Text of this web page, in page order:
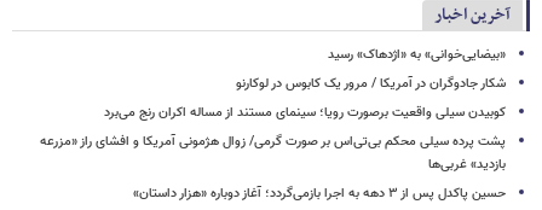
آخرین اخبار
«بیضایی‌خوانی» به «اژدهاک» رسید
شکار جادوگران در آمریکا / مرور یک کابوس در لوکارنو
کوبیدن سیلی واقعیت برصورت رویا؛ سینمای مستند از مساله اکران رنج می‌برد
پشت پرده سیلی محکم بی‌تی‌اس بر صورت گرمی/ زوال هژمونی آمریکا و افشای راز «مزرعه
بازدید» غربی‌ها
حسین پاکدل پس از ۳ دهه به اجرا بازمی‌گردد؛ آغاز دوباره «هزار داستان»